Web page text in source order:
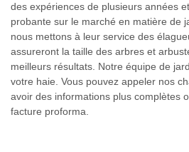
des expériences de plusieurs années
probante sur le marché en matière de
nous mettons à leur service des
assureront la taille des arbres et
meilleurs résultats. Notre équipe de
votre haie. Vous pouvez appeler nos
avoir des informations plus complètes
facture proforma.